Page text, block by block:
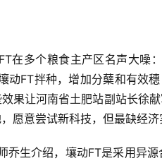
在多个粮食主产区名声大噪
动FT拌种，增加分蘖和有效
果让河南省土肥站副站长徐
愿意尝试新科技，但最缺经
乔生介绍，壤动FT是采用异